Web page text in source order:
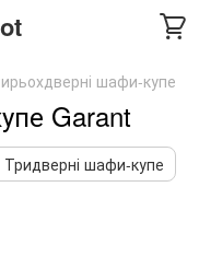
шафи-купе
Garant
Тридверні шафи-купе